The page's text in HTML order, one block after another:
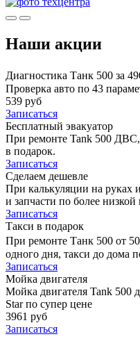
Наши акции
Диагностика Танк 500 за
Проверка авто по 43
539 руб
Записаться
Бесплатный эвакуатор
При ремонте Tank 500
в подарок.
Записаться
Сделаем дешевле
При калькуляции на руках
и запчасти по более низкой
Записаться
Такси в подарок
При ремонте Танк 500 от
одного дня, такси до дома
Записаться
Мойка двигателя
Мойка двигателя Tank 500
Star по супер цене
3961 руб
Записаться